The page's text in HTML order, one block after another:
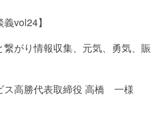
vol24】
繋がり情報収集、元気、勇気、賑
ス高勝代表取締役 高橋 一様